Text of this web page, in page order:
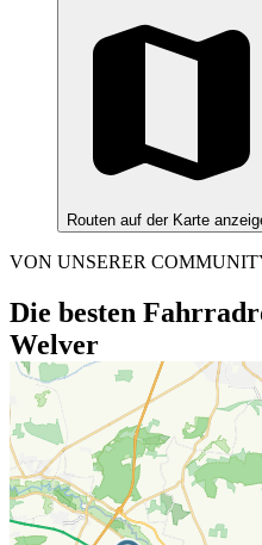
Routen auf der Karte
VON UNSERER
Die besten
Welver